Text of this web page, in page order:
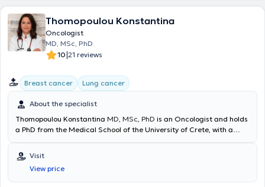
Thomopoulou Konstantina
Oncologist
MD, MSc, PhD
10|21 reviews
Breast cancer Lung cancer
About the specialist
Thomopoulou Konstantina MD, MSc, PhD is an Oncologist and holds
a PhD from the Medical School of the University of Crete, with a
practice in Ampelokipoi. She studied at the Medical School of
Democritus University of Thrace and holds a master's degree in
Lung Cancer from the National and Kapodistrian University of
Athens. She specialized in the United Kingdom, specifically in
Visit
View price